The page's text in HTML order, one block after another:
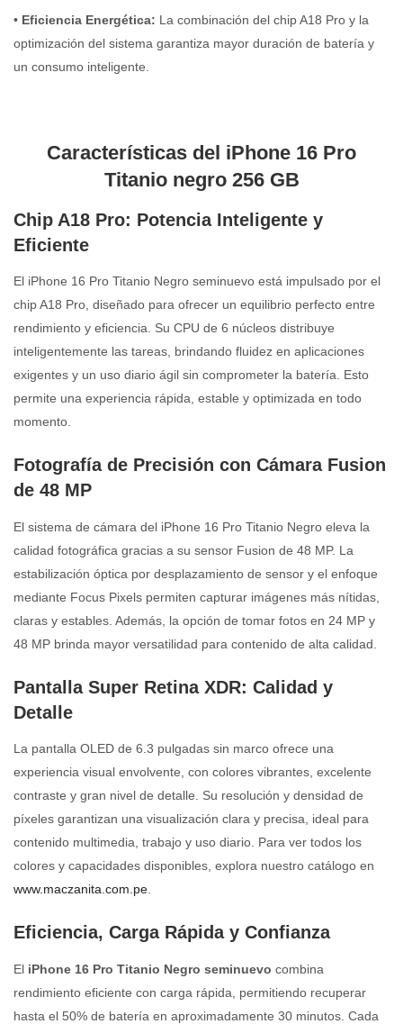
• Eficiencia Energética: La combinación del chip A18 Pro y la
optimización del sistema garantiza mayor duración de batería y
un consumo inteligente.
Características del iPhone 16 Pro
Titanio negro 256 GB
Chip A18 Pro: Potencia Inteligente y
Eficiente
El iPhone 16 Pro Titanio Negro seminuevo está impulsado por el
chip A18 Pro, diseñado para ofrecer un equilibrio perfecto entre
rendimiento y eficiencia. Su CPU de 6 núcleos distribuye
inteligentemente las tareas, brindando fluidez en aplicaciones
exigentes y un uso diario ágil sin comprometer la batería. Esto
permite una experiencia rápida, estable y optimizada en todo
momento.
Fotografía de Precisión con Cámara Fusion
de 48 MP
El sistema de cámara del iPhone 16 Pro Titanio Negro eleva la
calidad fotográfica gracias a su sensor Fusion de 48 MP. La
estabilización óptica por desplazamiento de sensor y el enfoque
mediante Focus Pixels permiten capturar imágenes más nítidas,
claras y estables. Además, la opción de tomar fotos en 24 MP y
48 MP brinda mayor versatilidad para contenido de alta calidad.
Pantalla Super Retina XDR: Calidad y
Detalle
La pantalla OLED de 6.3 pulgadas sin marco ofrece una
experiencia visual envolvente, con colores vibrantes, excelente
contraste y gran nivel de detalle. Su resolución y densidad de
píxeles garantizan una visualización clara y precisa, ideal para
contenido multimedia, trabajo y uso diario. Para ver todos los
colores y capacidades disponibles, explora nuestro catálogo en
www.maczanita.com.pe
Eficiencia, Carga Rápida y Confianza
El iPhone 16 Pro Titanio Negro seminuevo combina
rendimiento eficiente con carga rápida, permitiendo recuperar
hasta el 50% de batería en aproximadamente 30 minutos. Cada